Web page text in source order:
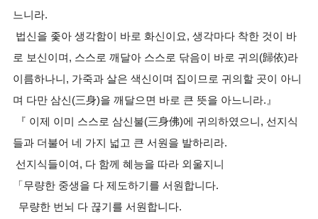
느니라.
법신을 좇아 생각함이 바로 화신이요, 생각마다 착한 것이 바
로 보신이며, 스스로 깨달아 스스로 닦음이 바로 귀의(歸依)라
이름하나니, 가죽과 살은 색신이며 집이므로 귀의할 곳이 아니
며 다만 삼신(三身)을 깨달으면 바로 큰 뜻을 아느니라.』
『 이제 이미 스스로 삼신불(三身佛)에 귀의하였으니, 선지식
들과 더불어 네 가지 넓고 큰 서원을 발하리라.
선지식들이여, 다 함께 혜능을 따라 외울지니
「무량한 중생을 다 제도하기를 서원합니다.
무량한 번뇌 다 끊기를 서원합니다.